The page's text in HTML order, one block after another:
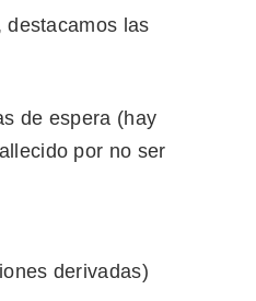
destacamos las
de espera (hay
por no ser
derivadas)